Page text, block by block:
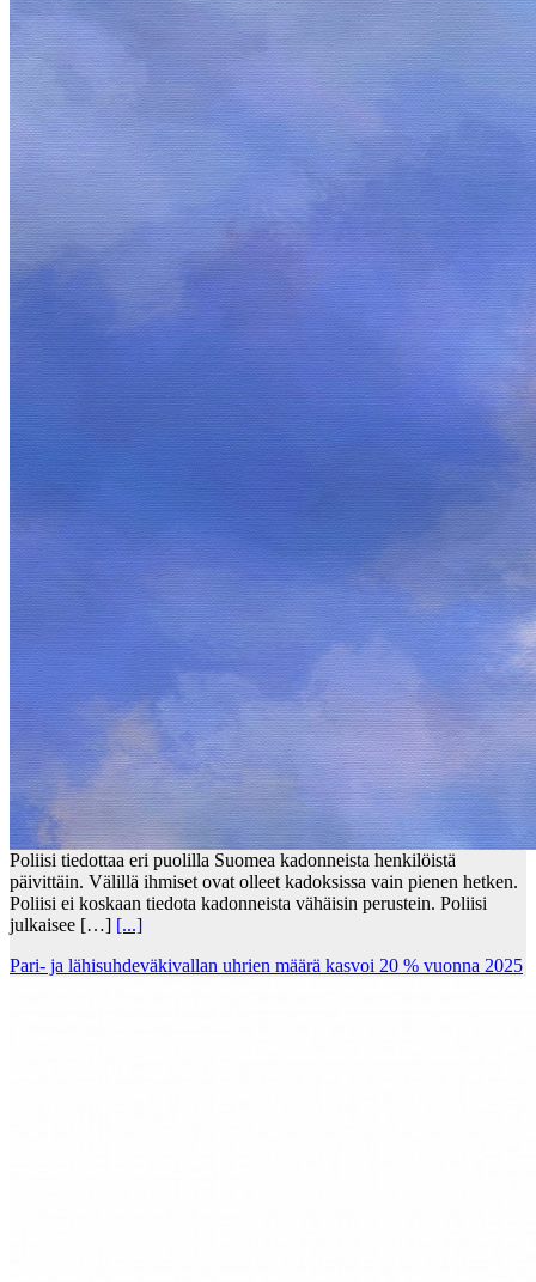
Poliisi tiedottaa eri puolilla Suomea kadonneista henkilöistä
päivittäin. Välillä ihmiset ovat olleet kadoksissa vain pienen hetken.
Poliisi ei koskaan tiedota kadonneista vähäisin perustein. Poliisi
julkaisee […] [...]
Pari- ja lähisuhdeväkivallan uhrien määrä kasvoi 20 % vuonna 2025